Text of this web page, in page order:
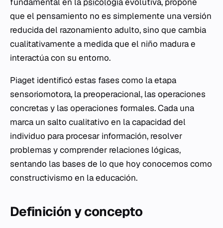
que el pensamiento no es simplemente una versión
reducida del razonamiento adulto, sino que cambia
cualitativamente a medida que el niño madura e
interactúa con su entorno.
Piaget identificó estas fases como la etapa
sensoriomotora, la preoperacional, las operaciones
concretas y las operaciones formales. Cada una
marca un salto cualitativo en la capacidad del
individuo para procesar información, resolver
problemas y comprender relaciones lógicas,
sentando las bases de lo que hoy conocemos como
constructivismo en la educación.
Definición y concepto